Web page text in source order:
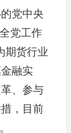
联系我
党中央
党工作
期货行业
融实
、参与
，目前